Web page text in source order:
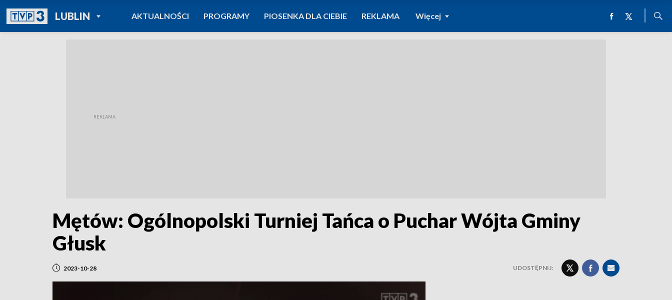
LUBLINPOWRÓT DO
TVP REGIONY
AKTUALNOŚCI PROGRAMY PIOSENKA DLA CIEBIE REKLAMA Więcej
Mętów: Ogólnopolski Turniej Tańca o Puchar Wójta Gminy
Głusk
2023-10-28 UDOSTĘPNIJ: